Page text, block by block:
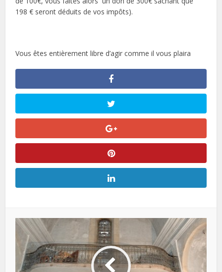
198 € seront déduits de vos impôts).
Vous êtes entièrement libre d’agir comme il vous plaira